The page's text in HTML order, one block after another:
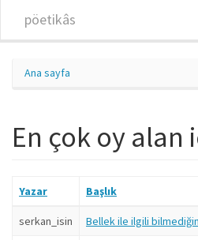
pöetikâs
Ana sayfa
En çok oy alan
Yazar Başlık
serkan_isin Bellek ile ilgili